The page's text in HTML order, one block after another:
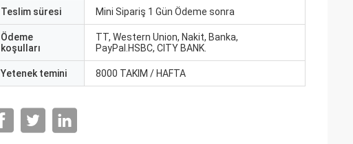
Teslim süresi Mini Sipariş 1 Gün Ödeme sonra
Ödeme
koşulları
TT, Western Union, Nakit, Banka,
PayPal.HSBC, CITY BANK.
Yetenek temini 8000 TAKIM / HAFTA